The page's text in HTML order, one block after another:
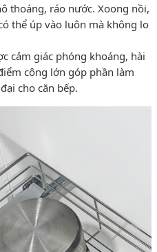
thoáng, ráo nước. Xoong nồi,
thể úp vào luôn mà không lo
cảm giác phóng khoáng, hài
cộng lớn góp phần làm
cho căn bếp.